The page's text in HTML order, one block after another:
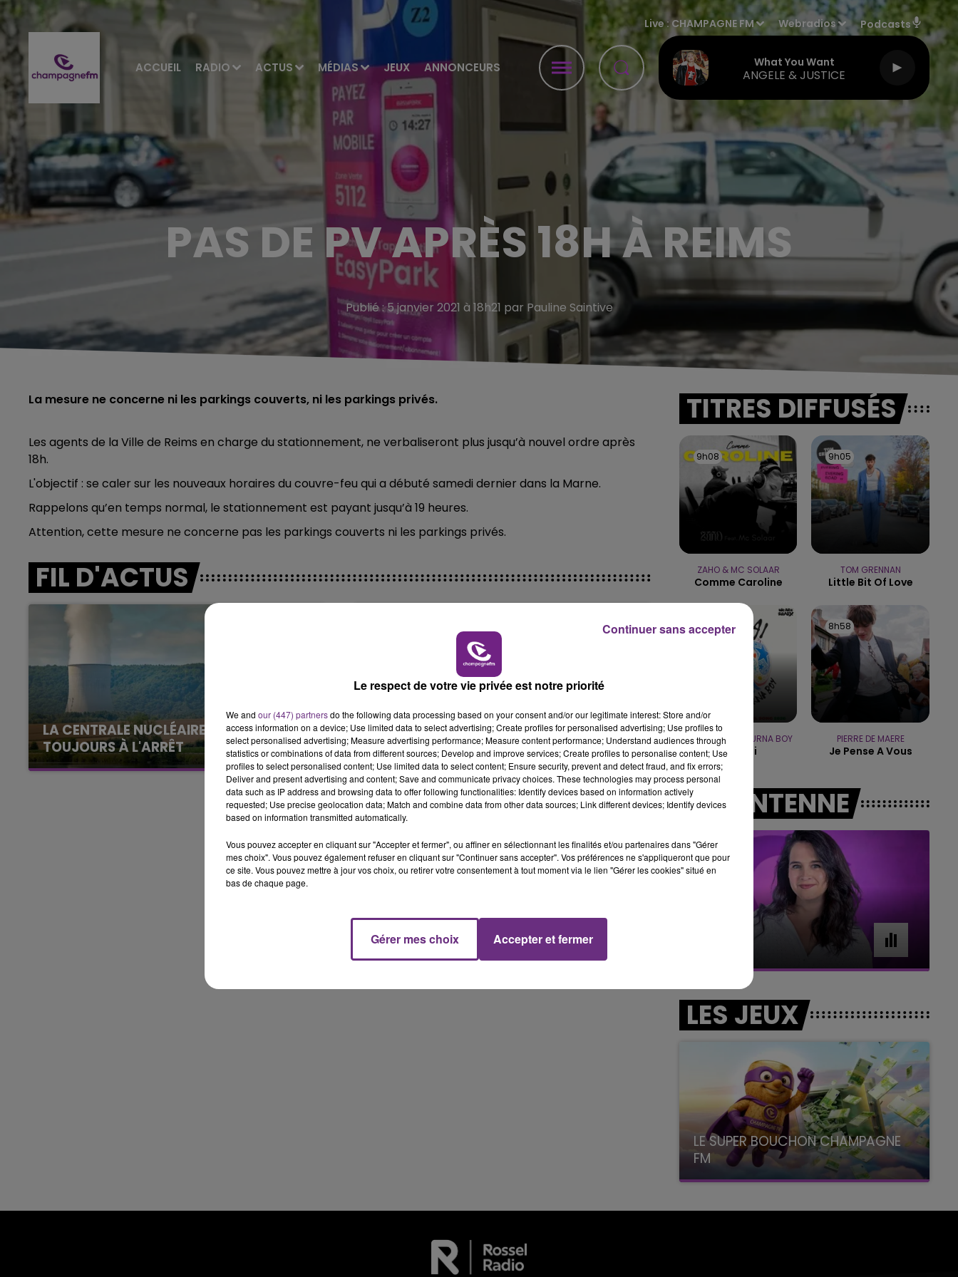
ACCUEIL RADIO ACTUS MÉDIAS JEUX ANNONCEURS
Live :CHAMPAGNE FM Webradios Podcasts
What You Want
ANGELE & JUSTICE
BEST OF
11h00 - 16h00
LE WEEK-END CHAMPAGNE FM
16h00 - 20h00
LE WEEK-END CHAMPAGNE FM
PAS DE PV APRÈS 18H À REIMS
Publié : 5 janvier 2021 à 18h21 par Pauline Saintive
La mesure ne concerne ni les parkings couverts, ni les parkings privés.
Les agents de la Ville de Reims en charge du stationnement, ne verbaliseront plus jusqu’à nouvel ordre après
18h.
L'objectif : se caler sur les nouveaux horaires du couvre-feu qui a débuté samedi dernier dans la Marne.
Rappelons qu’en temps normal, le stationnement est payant jusqu’à 19 heures.
Attention, cette mesure ne concerne pas les parkings couverts ni les parkings privés.
FIL D'ACTUS
LA CENTRALE NUCLÉAIRE DE CHOOZ
TOUJOURS À L'ARRÊT
Cela fait déjà une semaine que la centrale
nucléaire ardennaise est à l'arrêt. Une situation
justifiée par la sécheresse intense qui est
LE MAGASIN JOUÉCLUB DE REIMS FERME
SES PORTES
C'était l'une des institutions du centre-ville
rémois. Le magasin JouéClub est contraint de
fermer ses portes.
TITRES DIFFUSÉS
9h08
9h08
ZAHO & MC SOLAAR
Comme Caroline
9h05
9h05
TOM GRENNAN
Little Bit Of Love
9h01
9h01
SHAKIRA FEAT. BURNA BOY
Dai Dai
8h58
8h58
PIERRE DE MAERE
Je Pense A Vous
A L'ANTENNE
16h00 - 20h00
Le Week-end Champagne FM
LES JEUX
LE SUPER BOUCHON CHAMPAGNE
FM
avec La Famille Champagne FM, à 8H10
Le respect de votre vie privée est notre priorité
We and our (447) partnersdo the following data processing based on your consent and/or our legitimate interest: Store and/or
access information on a device; Use limited data to select advertising; Create profiles for personalised advertising; Use profiles to
select personalised advertising; Measure advertising performance; Measure content performance; Understand audiences through
statistics or combinations of data from different sources; Develop and improve services; Create profiles to personalise content; Use
profiles to select personalised content; Use limited data to select content; Ensure security, prevent and detect fraud, and fix errors;
Deliver and present advertising and content; Save and communicate privacy choices. These technologies may process personal
data such as IP address and browsing data to offer following functionalities: Identify devices based on information actively
requested; Use precise geolocation data; Match and combine data from other data sources; Link different devices; Identify devices
based on information transmitted automatically.
Vous pouvez accepter en cliquant sur "Accepter et fermer", ou affiner en sélectionnant les finalités et/ou partenaires dans "Gérer
mes choix". Vous pouvez également refuser en cliquant sur "Continuer sans accepter". Vos préférences ne s'appliqueront que pour
ce site. Vous pouvez mettre à jour vos choix, ou retirer votre consentement à tout moment via le lien "Gérer les cookies" situé en
bas de chaque page.
Gérer mes choix Accepter et fermer
Continuer sans accepter